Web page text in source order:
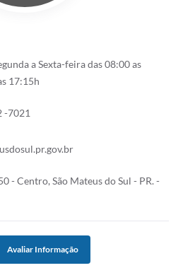
INCUBADORA DE STARTUPS
2026: Instituições Escolares
a Sexta-feira das 08:00 as
17:15h
-7021
- Centro, São Mateus do Sul - PR. -
Avaliar Informação